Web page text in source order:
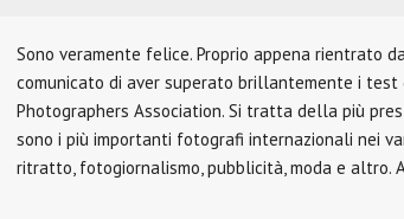
Sono veramente felice. Proprio appena rientrato
comunicato di aver superato brillantemente i test
Photographers Association. Si tratta della più
sono i più importanti fotografi internazionali nei
ritratto, fotogiornalismo, pubblicità, moda e altro.